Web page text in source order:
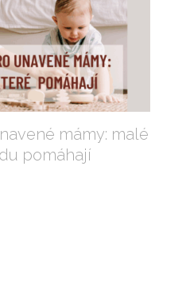
mámy: malé
pomáhají